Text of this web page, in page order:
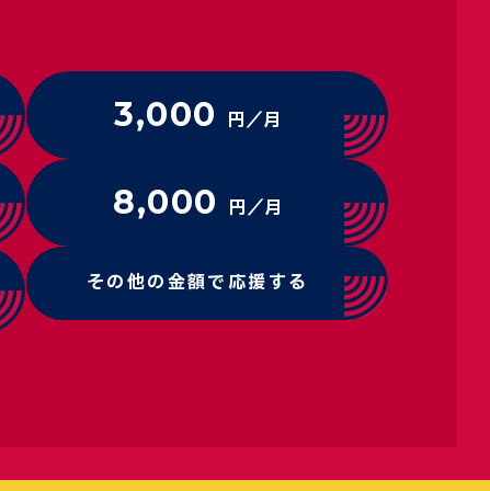
3,000 円／月
8,000 円／月
その他の金額で応援する